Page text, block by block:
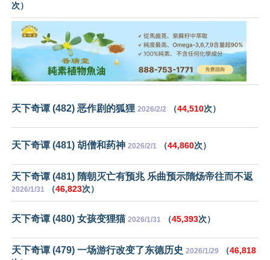
次）
天下奇谭 (482) 恶作剧的狐狸 2026/2/2 （44,510次）
天下奇谭 (481) 胡僧和药神 2026/2/1 （44,860次）
天下奇谭 (481) 隋朝灭亡有预兆 乐曲预示隋炀帝往而不返
2026/1/31 （46,823次）
天下奇谭 (480) 女孩变狸猫 2026/1/31 （45,393次）
天下奇谭 (479) 一场游行改变了东德历史 2026/1/29 （46,818